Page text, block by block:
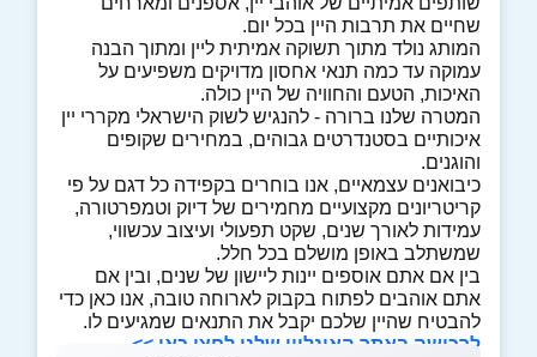
שחיים את תרבות היין בכל יום.
המותג נולד מתוך תשוקה אמיתית ליין ומתוך הבנה
עמוקה עד כמה תנאי אחסון מדויקים משפיעים על
האיכות, הטעם והחוויה של היין כולה.
המטרה שלנו ברורה - להנגיש לשוק הישראלי מקררי יין
איכותיים בסטנדרטים גבוהים, במחירים שקופים
והוגנים.
כיבואנים עצמאיים, אנו בוחרים בקפידה כל דגם על פי
קריטריונים מקצועיים מחמירים של דיוק וטמפרטורה,
עמידות לאורך שנים, שקט תפעולי ועיצוב עכשווי,
שמשתלב באופן מושלם בכל חלל.
בין אם אתם אוספים יינות ליישון של שנים, ובין אם
אתם אוהבים לפתוח בקבוק לארוחה טובה, אנו כאן כדי
להבטיח שהיין שלכם יקבל את התנאים שמגיעים לו.
לרכישה באתר האונליין שלנו לחצו כאן >>